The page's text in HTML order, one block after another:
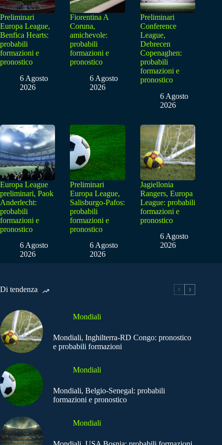
Preliminari
Europa League,
Benfica Hearts:
probabili
formazioni e
pronostico
6 Agosto
2026
Fiorentina A
Coruna,
amichevole:
probabili
formazioni e
pronostico
6 Agosto
2026
Preliminari
Conference
League,
Debrecen
Copenaghen:
probabili
formazioni e
pronostico
6 Agosto
2026
Europa League
preliminari, Paok
Anderlecht:
probabili
formazioni e
pronostico
6 Agosto
2026
Preliminari
Europa League,
Salisburgo-Pafos:
probabili
formazioni e
pronostico
6 Agosto
2026
Jagiellonia
Rangers, Europa
League: probabili
formazioni e
pronostico
6 Agosto
2026
Di tendenza
Mondiali
Mondiali, Inghilterra-RD Congo: pronostico
e probabili formazioni
Mondiali
Mondiali, Belgio-Senegal: probabili
formazioni e pronostico
Mondiali